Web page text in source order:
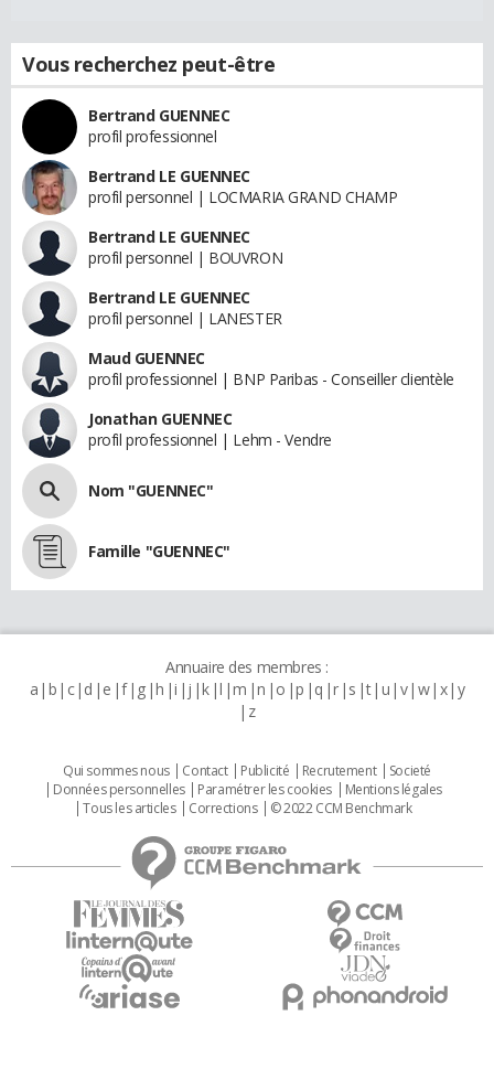
Vous recherchez peut-être
Bertrand GUENNEC
profil professionnel
Bertrand LE GUENNEC
profil personnel | LOCMARIA GRAND CHAMP
Bertrand LE GUENNEC
profil personnel | BOUVRON
Bertrand LE GUENNEC
profil personnel | LANESTER
Maud GUENNEC
profil professionnel | BNP Paribas - Conseiller clientèle
Jonathan GUENNEC
profil professionnel | Lehm - Vendre
Nom "GUENNEC"
Famille "GUENNEC"
Annuaire des membres :
a b c d e f g h i j k l m n o p q r s t u v w x y
z
Qui sommes nous Contact Publicité Recrutement
Societé
Données personnelles
Paramétrer les cookies
Mentions légales
Tous les articles
Corrections © 2022 CCM Benchmark